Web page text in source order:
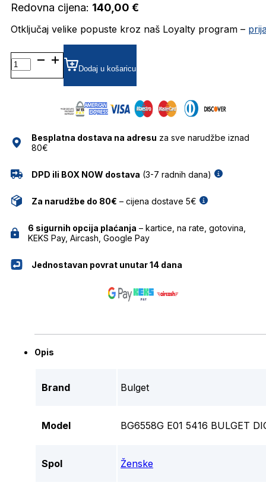
Redovna cijena: 140,00 €
Otključaj velike popuste kroz naš Loyalty program –
BG6558G DIOPTRIJSKI
OKVIRI
BULGET
Dodaj u košaricu
Besplatna dostava na adresu za sve narudžbe iznad
80€
DPD ili BOX NOW dostava (3-7 radnih dana)
Za narudžbe do 80€ – cijena dostave 5€
6 sigurnih opcija plaćanja – kartice, na rate, gotovina,
KEKS Pay, Aircash, Google Pay
Jednostavan povrat unutar 14 dana
Opis
Brand Bulget
Model BG6558G E01 5416 BULGET
Spol Ženske